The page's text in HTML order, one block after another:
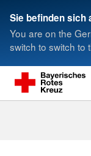
Sie befinden sich
You are on the
switch to switch to